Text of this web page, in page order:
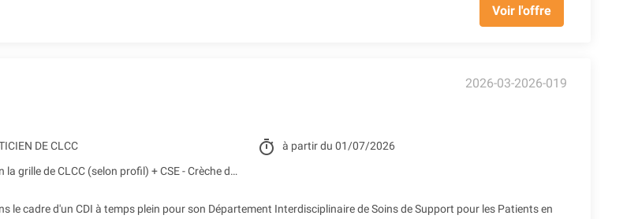
Voir l'offre
2026-03-2026-019
DE CLCC timer à partir du 01/07/2026
Selon la grille de CLCC (selon profil) + CSE - Crèche d'entreprise - Restaurant d'entreprise - Remboursement des frais de transports (accessibilité bus + Teleo)
le cadre d'un CDI à temps plein pour son Département Interdisciplinaire de Soins de Support pour les Patients en